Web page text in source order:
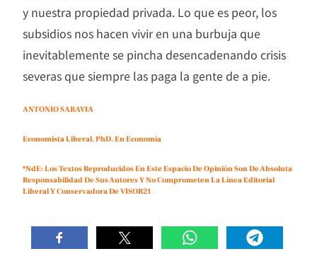
y nuestra propiedad privada. Lo que es peor, los
subsidios nos hacen vivir en una burbuja que
inevitablemente se pincha desencadenando crisis
severas que siempre las paga la gente de a pie.
ANTONIO SARAVIA
Economista Liberal. PhD. En Economía
*NdE: Los Textos Reproducidos En Este Espacio De Opinión Son De Absoluta
Responsabilidad De Sus Autores Y No Comprometen La Línea Editorial
Liberal Y Conservadora De VISOR21